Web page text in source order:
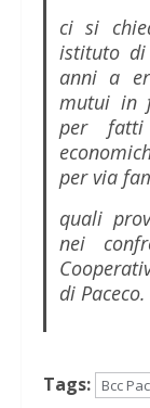
ci si
istituto di
anni a
mutui in
per
per via
quali
nei
di Paceco.
Tags: Bcc